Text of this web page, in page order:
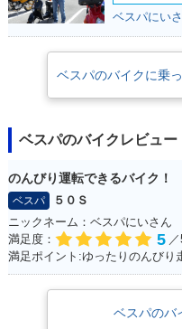
ベスパにい
ベスパのバイクに乗
ベスパのバイクレビュー
のんびり運転できるバイク！
ベスパ
５０Ｓ
ニックネーム：ベスパにいさん
満足度：
5
満足ポイント:ゆったりのんびり
ベスパのバ